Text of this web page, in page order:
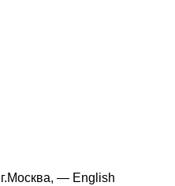
— English